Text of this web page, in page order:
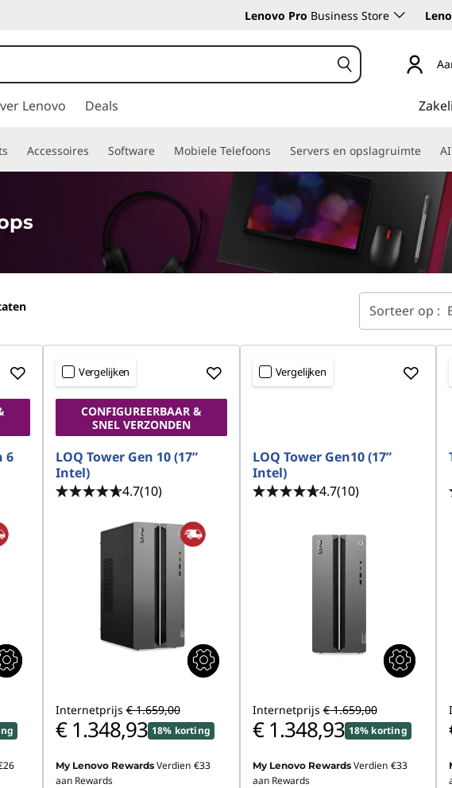
Lenovo Pro Business Store
Lenovo Deals
Accessoires Software Mobiele Telefoons Servers en opslagruimte
Sorteer op :
6
Vergelijken
CONFIGUREERBAAR &
SNEL VERZONDEN
LOQ Tower Gen 10 (17”
Intel)
4.7(10)
Internetprijs € 1.659,00
€ 1.348,93 18% korting
My Lenovo Rewards Verdien €33
aan Rewards
Vergelijken
LOQ Tower Gen10 (17”
Intel)
4.7(10)
Internetprijs € 1.659,00
€ 1.348,93 18% korting
My Lenovo Rewards Verdien €33
aan Rewards